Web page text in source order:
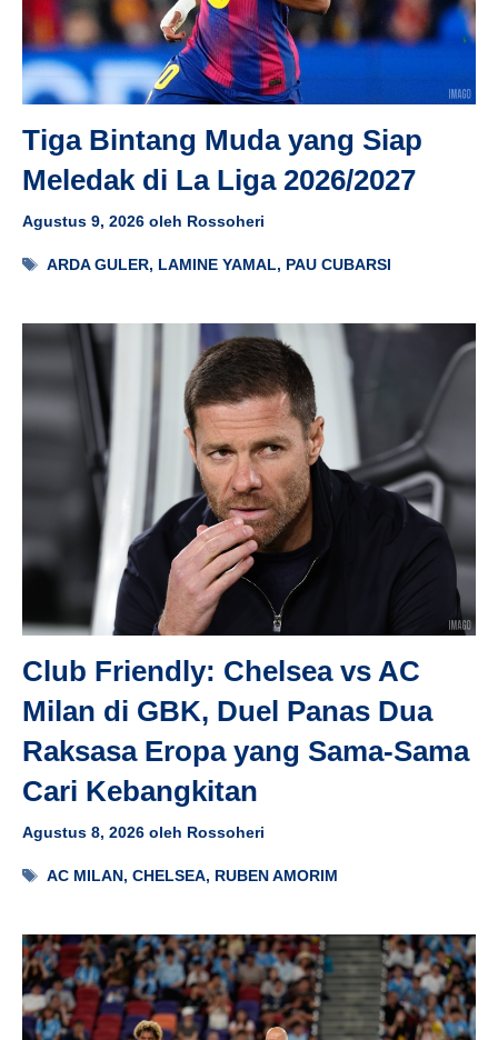
Tiga Bintang Muda yang Siap
Meledak di La Liga 2026/2027
Agustus 9, 2026 oleh Rossoheri
Tag
ARDA GULER, LAMINE YAMAL, PAU CUBARSI
Club Friendly: Chelsea vs AC
Milan di GBK, Duel Panas Dua
Raksasa Eropa yang Sama-Sama
Cari Kebangkitan
Agustus 8, 2026 oleh Rossoheri
Tag
AC MILAN,CHELSEA, RUBEN AMORIM